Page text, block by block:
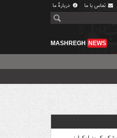
تماس با ما دربارهٔ ما
MASHREGH NEWS